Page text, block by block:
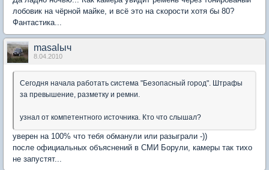
лобовик на чёрной майке, и всё это на скорости хотя бы 80?
Фантастика...
masalыч
8.04.2010
Сегодня начала работать система "Безопасный город". Штрафы
за превышение, разметку и ремни.
узнал от компетентного источника. Кто что слышал?
уверен на 100% что тебя обманули или разыграли -))
после официальных объяснений в СМИ Борули, камеры так тихо
не запустят...